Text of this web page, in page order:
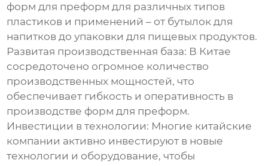
форм для преформ для различных типов
пластиков и применений – от бутылок для
напитков до упаковки для пищевых продуктов.
Развитая производственная база: В Китае
сосредоточено огромное количество
производственных мощностей, что
обеспечивает гибкость и оперативность в
производстве форм для преформ.
Инвестиции в технологии: Многие китайские
компании активно инвестируют в новые
технологии и оборудование, чтобы